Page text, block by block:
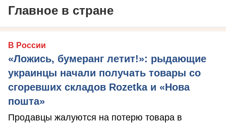
Главное в стране
В России
«Ложись, бумеранг летит!»: рыдающие
украинцы начали получать товары со
сгоревших складов Rozetka и «Нова
пошта»
Продавцы жалуются на потерю товара в